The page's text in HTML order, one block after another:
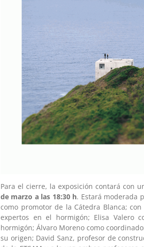
Para el cierre, la exposición contará con
de marzo a las 18:30 h. Estará moderada
como promotor de la Cátedra Blanca;
expertos en el hormigón; Elisa Valero
hormigón; Álvaro Moreno como
su origen; David Sanz, profesor de